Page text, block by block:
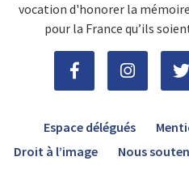
vocation d'honorer la
pour la France qu’ils
Espace délégués
Droit à l’image
Nous